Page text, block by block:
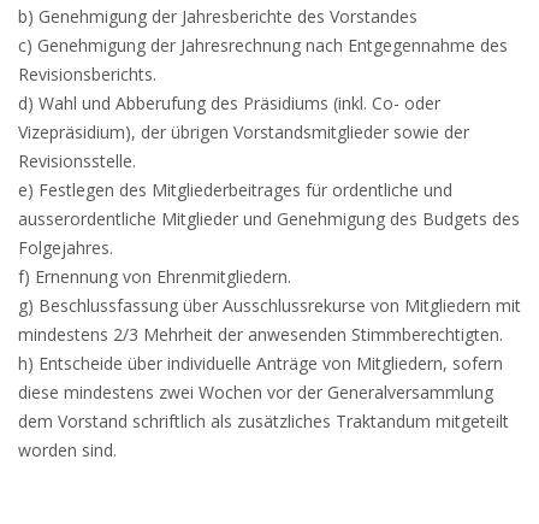
b) Genehmigung der Jahresberichte des Vorstandes
c) Genehmigung der Jahresrechnung nach Entgegennahme des
Revisionsberichts.
d) Wahl und Abberufung des Präsidiums (inkl. Co- oder
Vizepräsidium), der übrigen Vorstandsmitglieder sowie der
Revisionsstelle.
e) Festlegen des Mitgliederbeitrages für ordentliche und
ausserordentliche Mitglieder und Genehmigung des Budgets des
Folgejahres.
f) Ernennung von Ehrenmitgliedern.
g) Beschlussfassung über Ausschlussrekurse von Mitgliedern mit
mindestens 2/3 Mehrheit der anwesenden Stimmberechtigten.
h) Entscheide über individuelle Anträge von Mitgliedern, sofern
diese mindestens zwei Wochen vor der Generalversammlung
dem Vorstand schriftlich als zusätzliches Traktandum mitgeteilt
worden sind.